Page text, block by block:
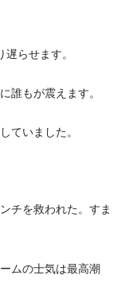
らせます。
誰もが震えます。
ていました。
チを救われた。すま
ムの士気は最高潮